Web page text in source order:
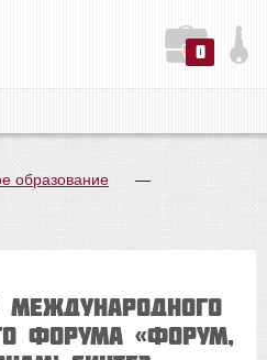
0
образование
—
Международного
форума «Форум,